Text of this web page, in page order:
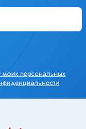
моих персональных